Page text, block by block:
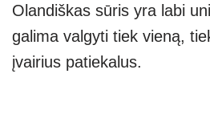
Olandiškas sūris yra labi
galima valgyti tiek vieną,
įvairius patiekalus.